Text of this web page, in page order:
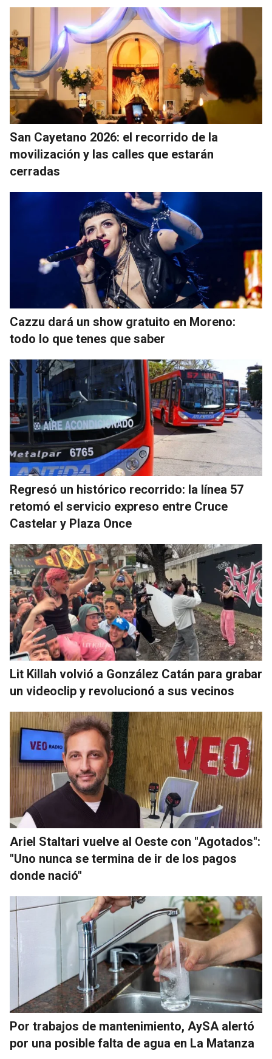
San Cayetano 2026: el recorrido de la
movilización y las calles que estarán
cerradas
Cazzu dará un show gratuito en Moreno:
todo lo que tenes que saber
Regresó un histórico recorrido: la línea 57
retomó el servicio expreso entre Cruce
Castelar y Plaza Once
Lit Killah volvió a González Catán para grabar
un videoclip y revolucionó a sus vecinos
Ariel Staltari vuelve al Oeste con "Agotados":
"Uno nunca se termina de ir de los pagos
donde nació"
Por trabajos de mantenimiento, AySA alertó
por una posible falta de agua en La Matanza